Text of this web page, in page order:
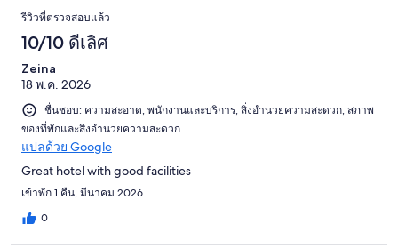
รีวิว
จาก
339
รีวิว
รีวิว
รีวิวที่ตรวจสอบแล้ว
10/10 ดีเลิศ
Zeina
18 พ.ค. 2026
ชื่นชอบ: ความสะอาด, พนักงานและบริการ, สิ่งอำนวยความสะดวก, สภาพ
ของที่พักและสิ่งอำนวยความสะดวก
แปลด้วย Google
Great hotel with good facilities
เข้าพัก 1 คืน, มีนาคม 2026
0